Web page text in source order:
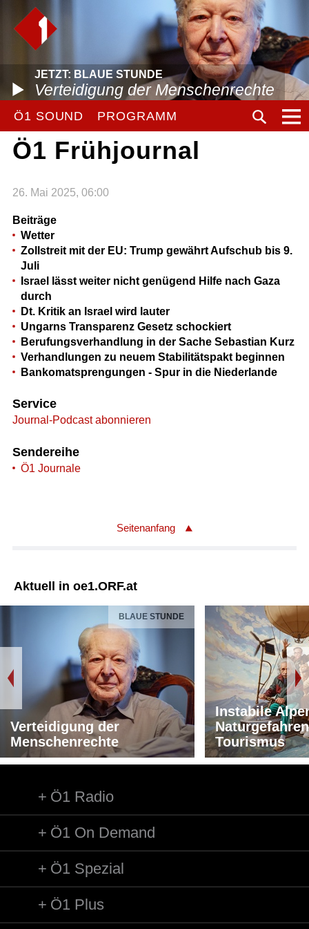
JETZT: BLAUE STUNDE
Verteidigung der Menschenrechte
Ö1 SOUND PROGRAMM
Ö1 Frühjournal
26. Mai 2025, 06:00
Beiträge
Wetter
Zollstreit mit der EU: Trump gewährt Aufschub bis 9.
Juli
Israel lässt weiter nicht genügend Hilfe nach Gaza
durch
Dt. Kritik an Israel wird lauter
Ungarns Transparenz Gesetz schockiert
Berufungsverhandlung in der Sache Sebastian Kurz
Verhandlungen zu neuem Stabilitätspakt beginnen
Bankomatsprengungen - Spur in die Niederlande
Service
Journal-Podcast abonnieren
Sendereihe
Ö1 Journale
Seitenanfang
Aktuell in oe1.ORF.at
BLAUE STUNDE
Verteidigung der
Menschenrechte
Instabile
Tourismus
Ö1 Radio
Ö1 On Demand
Ö1 Spezial
Ö1 Plus